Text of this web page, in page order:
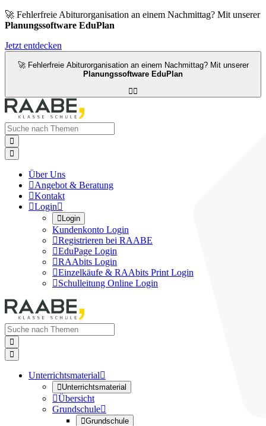
🚀 Fehlerfreie Abiturorganisation an einem Nachmittag? Mit unserer
Planungssoftware EduPlan
Jetzt entdecken
🚀 Fehlerfreie Abiturorganisation an einem Nachmittag? Mit unserer
Planungssoftware EduPlan



Über Uns
Angebot & Beratung
Kontakt
Login
Login
Kundenkonto Login
Registrieren bei RAABE
EduPage Login
RAAbits Login
Einzelkäufe & RAAbits Print Login
Schulleitung Online Login


Unterrichtsmaterial
Unterrichtsmaterial
Übersicht
Grundschule
Grundschule